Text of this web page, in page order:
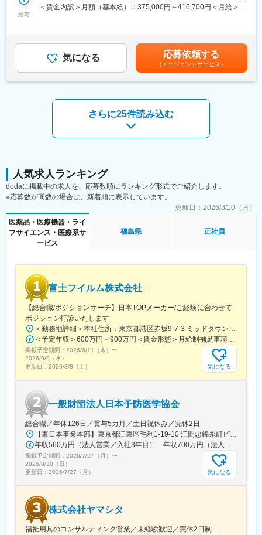
ンジも可能です。
■産育休取得・取得率100％
■時短勤務可能（復職後のみ／週30時間勤務）
■平均残業時間 月11.9時間
■年休126日相当（126日×8時間＝1,008時間）
■中途入社ならではの悩みを解消し、さくら薬局グループのビジョ
ンや社内規定などをご案内。同期入社の方との繋がりを踏まえ、
『さくら薬局の薬剤師』として、安心してキャリアをスタートい
ただくための研修です。
必要な知識を習得することができます。
■組織環境
領域を広げ、福島県、県立大学、県内外の国立大学との産学官連
携を通じて技術を蓄積しています。医療従事者や研究者と近い距
離で議論しながら開発を進める、専門性と社会性の高い環境で
す。
■就業環境
年間休日数は126日で、完全週休2日制（土日祝日）となってお
り、2020年実績でも同水準の休日日数が確保されています。有給
休暇は入社半年経過後に10～20日付与され、計画的に取得しやす
■企業の魅力
少子高齢化や介護者負担の軽減を背景に国が最も推進する「医
療・介護ロボット」分野に取り組む研究開発企業です。「Your
Robotics」を掲げ、筆頭株主である一般財団法人温知会会津中央
病院から医学的知見の提供を受けつつ、開発したロボットを実際
の医療現場に持ち込み、患者に試乗してもらい得た意見を開発へ
フィードバックしています。福島県の復興とロボット産業集積へ
の貢献を明確に掲げ、日本のロボット産業の将来を見据えた開発
に携われる点が魅力です。
変更の範囲：会社の定める業務
給与
＜賃金内訳＞月額（基本給）：375,000円～416,700円＜月給＞
気になる 応募依頼する
（エージェントサービス）
さらに25件読み込む
人気求人ランキング
dodaに掲載中の求人を、応募数順にランキング形式でご紹介します。
※応募数が同数の場合は、新着順に表示しています。
更新日： 2026/8/10（月）
医薬品・医療機器・ライ
フサイエンス・医療系サ
ービス
福島県 正社員
富士フイルム株式会社
【総合職/ポジションサーチ】日本TOPメーカー/ご経験に合わせて
ポジション打診いたします
＜勤務地詳細＞本社住所：東京都港区赤坂9-7-3 ミッドタウン・ウェスト勤務地最寄駅：東京メトロ日比谷線／都営大江戸線／六本木駅受動喫煙対策：敷地内全面禁煙
＜予定年収＞600万円～900万円＜賃金形態＞月給制補足事項なし＜賃金内訳＞月額（基本給）：300,000円～500,000円＜月給＞300,000円～500,000円＜昇給有無＞有＜残業手当＞有賃金はあくまでも目安の金額であり、選考を通じて上下する可能性があります。月給(月額)は固定手当を含めた表記です。
掲載予定期間： 2026/6/11（木） 〜
2026/9/9（水）
更新日： 2026/8/8（土） 気になる
一般財団法人日本予防医学協会
総合職／年休126日／賞与5カ月／土日祝休み／完休2日
【東日本事業本部】東京都江東区毛利1-19-10 江間忠錦糸町ビル※訪問先からの直行直帰が可能です！＜アクセス＞・JR総武線（快速・各駅停車）／東京メトロ半蔵門線 錦糸町駅より徒歩5分・東京メトロ半蔵門線／都営新宿線 住吉駅より徒歩5分※受動喫煙対策:屋内全面禁煙
年収560万円（法人営業／入社3年目） 年収700万円（法人営業・チームリーダー／入社5年目）
掲載予定期間： 2026/7/27（月） 〜
2026/8/30（日）
更新日： 2026/7/27（月） 気になる
株式会社ヤマシタ
福祉用具のコンサルティング営業／未経験歓迎／完休2日制